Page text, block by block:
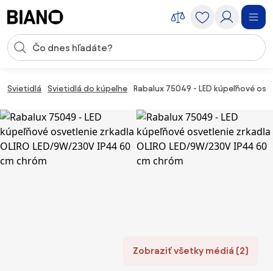
Vstup pre vyhľadávanie
Svietidlá Svietidlá do kúpeľne Rabalux 75049 - LED kúpeľňové
Zobraziť všetky médiá (2)